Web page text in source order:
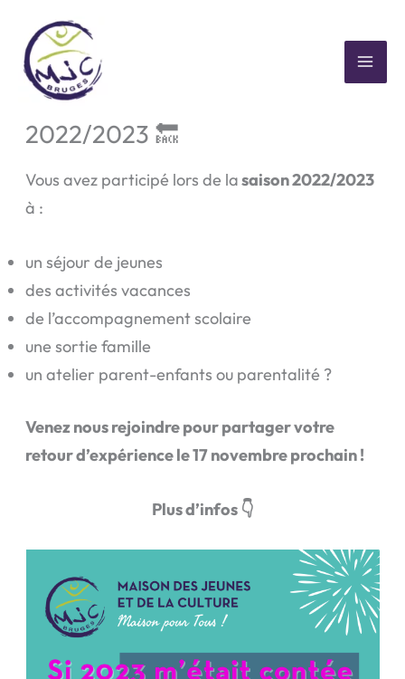
contenu
🚨 Avis aux adhérents
2022/2023 🔙
Vous avez participé lors de lasaison 2022/2023
à :
un séjour de jeunes
des activités vacances
de l’accompagnement scolaire
une sortie famille
un atelier parent-enfants ou parentalité ?
Venez nous rejoindre pour partager votre
retour d’expérience le 17 novembre prochain !
Plus d’infos 👇